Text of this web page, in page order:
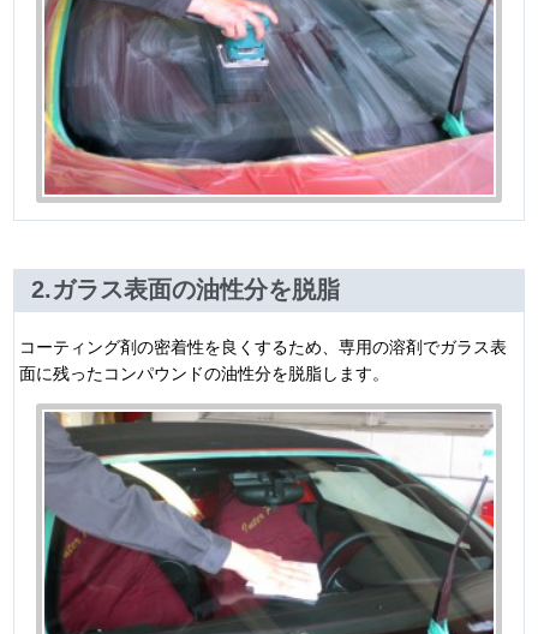
2.ガラス表面の油性分を脱脂
コーティング剤の密着性を良くするため、専用の溶剤でガラス表
面に残ったコンパウンドの油性分を脱脂します。